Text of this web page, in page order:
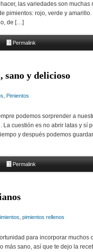
las variedades son muchas
pimientos: rojo, verde y
de […]
Permalink
sano y delicioso
Pimientos
podemos sorprender a
cuestión es no abrir latas y sí
y después podemos
Permalink
pimientos rellenos
para incorporar muchos
más sano, así que te dejo la